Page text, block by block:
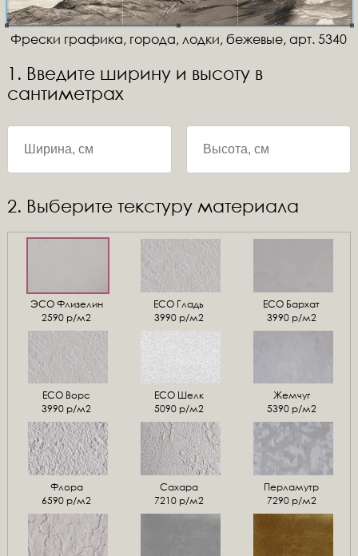
Фрески графика, города, лодки, бежевые, арт. 5340
1. Введите ширину и высоту в
сантиметрах
2. Выберите текстуру материала
ЭСО Флизелин
2590 р/м2
ЕСО Гладь
3990 р/м2
ECO Бархат
3990 р/м2
ЕСО Ворс
3990 р/м2
ЕСО Шелк
5090 р/м2
Жемчуг
5390 р/м2
Флора
6590 р/м2
Сахара
7210 р/м2
Перламутр
7290 р/м2